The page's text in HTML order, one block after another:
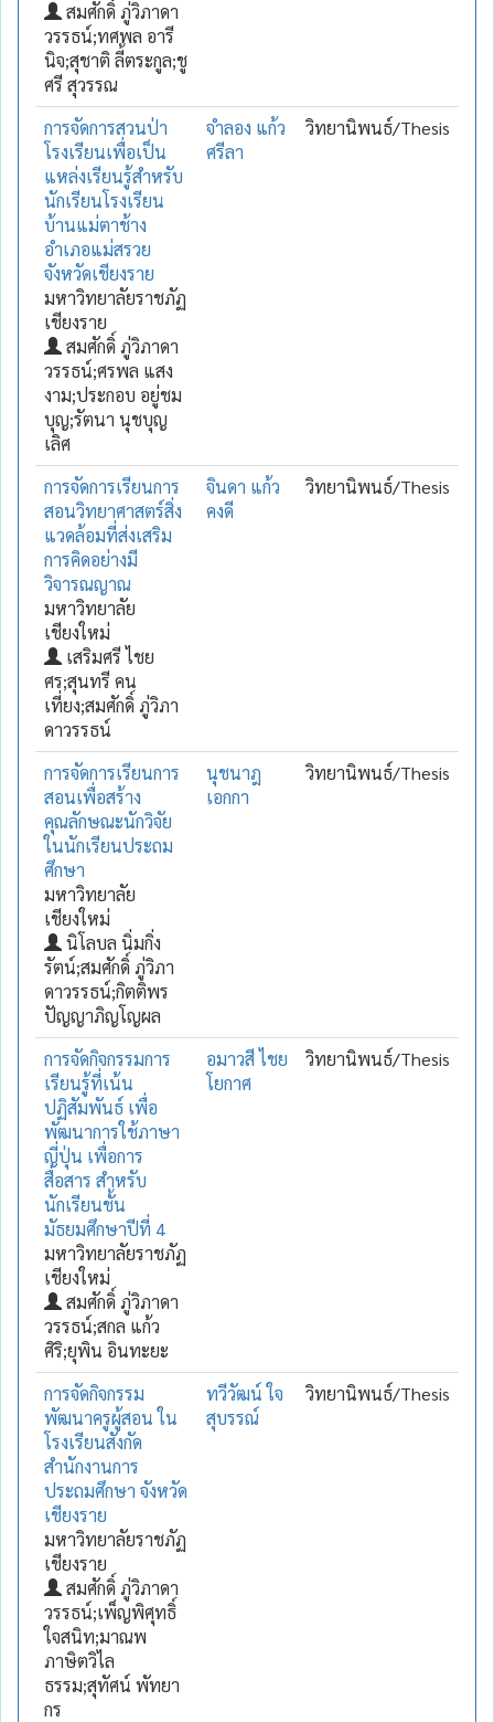
สมศักดิ์ ภู่วิภาดา
วรรธน์;ทศพล อารี
นิจ;สุชาติ ลี้ตระกูล;ชู
ศรี สุวรรณ
การจัดการสวนป่า
โรงเรียนเพื่อเป็น
แหล่งเรียนรู้สำหรับ
นักเรียนโรงเรียน
บ้านแม่ตาช้าง
อำเภอแม่สรวย
จังหวัดเชียงราย
มหาวิทยาลัยราชภัฏ
เชียงราย
สมศักดิ์ ภู่วิภาดา
วรรธน์;ศรพล แสง
งาม;ประกอบ อยู่ชม
บุญ;รัตนา นุชบุญ
เลิศ
จำลอง แก้ว
ศรีลา
วิทยานิพนธ์/Thesis
การจัดการเรียนการ
สอนวิทยาศาสตร์สิ่ง
แวดล้อมที่ส่งเสริม
การคิดอย่างมี
วิจารณญาณ
มหาวิทยาลัย
เชียงใหม่
เสริมศรี ไชย
ศร;สุนทรี คน
เที่ยง;สมศักดิ์ ภู่วิภา
ดาวรรธน์
จินดา แก้ว
คงดี
วิทยานิพนธ์/Thesis
การจัดการเรียนการ
สอนเพื่อสร้าง
คุณลักษณะนักวิจัย
ในนักเรียนประถม
ศึกษา
มหาวิทยาลัย
เชียงใหม่
นิโลบล นิ่มกิ่ง
รัตน์;สมศักดิ์ ภู่วิภา
ดาวรรธน์;กิตติพร
ปัญญาภิญโญผล
นุชนาฎ
เอกกา
วิทยานิพนธ์/Thesis
การจัดกิจกรรมการ
เรียนรู้ที่เน้น
ปฏิสัมพันธ์ เพื่อ
พัฒนาการใช้ภาษา
ญี่ปุ่น เพื่อการ
สื่อสาร สำหรับ
นักเรียนชั้น
มัธยมศึกษาปีที่ 4
มหาวิทยาลัยราชภัฏ
เชียงใหม่
สมศักดิ์ ภู่วิภาดา
วรรธน์;สกล แก้ว
ศิริ;ยุพิน อินทะยะ
อมาวสี ไชย
โยกาศ
วิทยานิพนธ์/Thesis
การจัดกิจกรรม
พัฒนาครูผู้สอน ใน
โรงเรียนสังกัด
สำนักงานการ
ประถมศึกษา จังหวัด
เชียงราย
มหาวิทยาลัยราชภัฏ
เชียงราย
สมศักดิ์ ภู่วิภาดา
วรรธน์;เพ็ญพิศุทธิ์
ใจสนิท;มาณพ
ภาษิตวิไล
ธรรม;สุทัศน์ พัทยา
กร
ทวีวัฒน์ ใจ
สุบรรณ์
วิทยานิพนธ์/Thesis